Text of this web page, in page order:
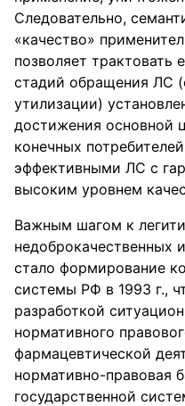
Следовательно,
«качество»
позволяет трактовать
стадий обращения ЛС
утилизации)
достижения основной
конечных
эффективными ЛС с
высоким уровнем
Важным шагом к
недоброкачественных
стало формирование
системы РФ в 1993 г.,
разработкой
нормативного
фармацевтической
нормативно-правовая
государственной